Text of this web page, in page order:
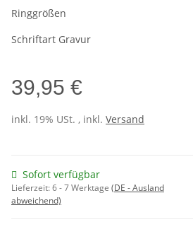
Ringgrößen
Schriftart Gravur
39,95 €
inkl. 19% USt. , inkl. Versand
Sofort verfügbar
Lieferzeit:6 - 7 Werktage (DE - Ausland
abweichend)